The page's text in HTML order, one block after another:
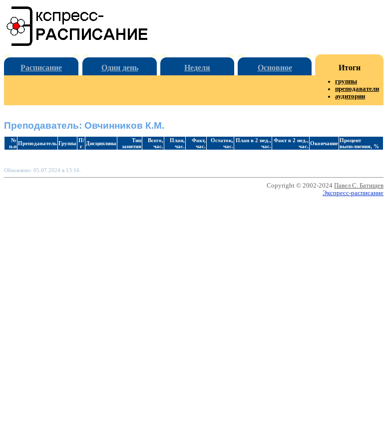
Расписание Один день Неделя Основное Итоги
группы
преподаватели
аудитории
Преподаватель: Овчинников К.М.
№
п.п Преподаватель Группа П/
г
Дисциплина
Тип
занятия
Всего,
час.
План,
час.
Факт,
час.
Остаток,
час.
План в 2 нед.,
час.
Факт в 2 нед.,
час. Окончание Процент
выполнения, %
Обновлено: 05.07.2024 в 13:16.
Copyright © 2002-2024 Павел С. Батищев
Экспресс-расписание